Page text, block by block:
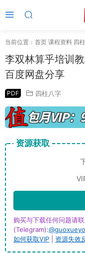
当前位置： 首页 课程资料 四
李双林算乎培训
百度网盘分享
PDF 四柱八字
资源获取
购买与下载任何问题请
(Telegram):
如何获取VIP
资源失效